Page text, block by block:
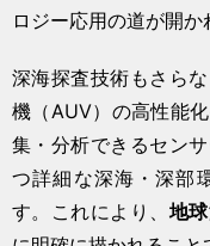
ロジー応用の道が開か
深海探査技術もさら
機（AUV）の高性能
集・分析できるセン
つ詳細な深海・深部
す。これにより、 地